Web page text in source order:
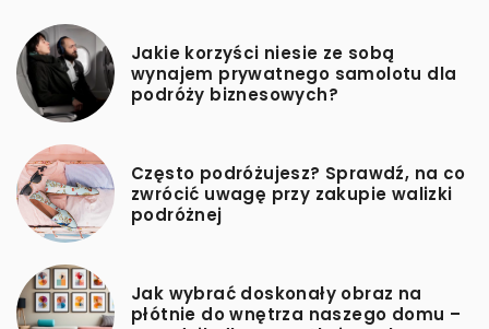
Jakie korzyści niesie ze sobą
wynajem prywatnego samolotu dla
podróży biznesowych?
Często podróżujesz? Sprawdź, na co
zwrócić uwagę przy zakupie walizki
podróżnej
Jak wybrać doskonały obraz na
płótnie do wnętrza naszego domu –